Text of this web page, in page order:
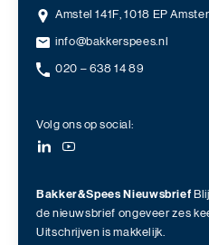
Amstel 141F, 1018 EP
info@bakkerspees.nl
020 – 638 14 89
Volg ons op social:
Bakker&Spees Nieuwsbrief
de nieuwsbrief ongeveer zes
Uitschrijven is makkelijk.